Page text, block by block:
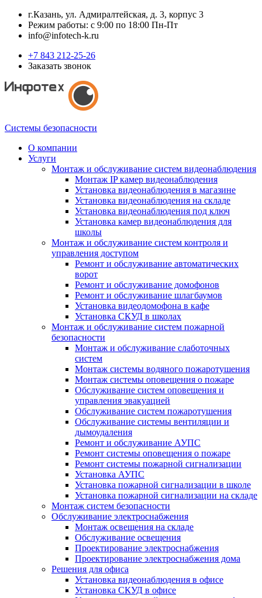
г.Казань, ул. Адмиралтейская, д. 3, корпус 3
Режим работы: с 9:00 по 18:00 Пн-Пт
info@infotech-k.ru
+7 843 212-25-26
Заказать звонок
Системы безопасности
О компании
Услуги
Монтаж и обслуживание систем видеонаблюдения
Монтаж IP камер видеонаблюдения
Установка видеонаблюдения в магазине
Установка видеонаблюдения на складе
Установка видеонаблюдения под ключ
Установка камер видеонаблюдения для
школы
Монтаж и обслуживание систем контроля и
управления доступом
Ремонт и обслуживание автоматических
ворот
Ремонт и обслуживание домофонов
Ремонт и обслуживание шлагбаумов
Установка видеодомофона в кафе
Установка СКУД в школах
Монтаж и обслуживание систем пожарной
безопасности
Монтаж и обслуживание слаботочных
систем
Монтаж системы водяного пожаротушения
Монтаж системы оповещения о пожаре
Обслуживание систем оповещения и
управления эвакуацией
Обслуживание систем пожаротушения
Обслуживание системы вентиляции и
дымоудаления
Ремонт и обслуживание АУПС
Ремонт системы оповещения о пожаре
Ремонт системы пожарной сигнализации
Установка АУПС
Установка пожарной сигнализации в школе
Установка пожарной сигнализации на складе
Монтаж систем безопасности
Обслуживание электроснабжения
Монтаж освещения на складе
Обслуживание освещения
Проектирование электроснабжения
Проектирование электроснабжения дома
Решения для офиса
Установка видеонаблюдения в офисе
Установка СКУД в офисе